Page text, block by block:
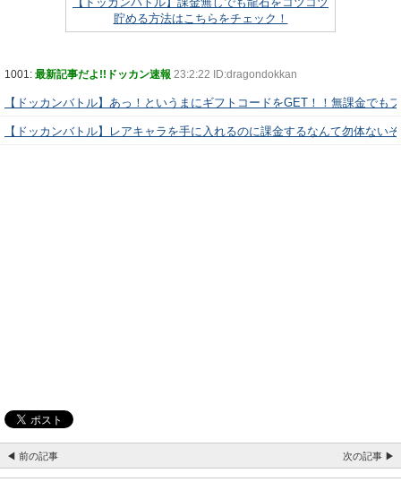
貯める方法はこちらをチェック！
1001: 最新記事だよ!!ドッカン速報 23:2:22 ID:dragondokkan
【ドッカンバトル】あっ！というまにギフトコードをGET！！無課金でも
【ドッカンバトル】レアキャラを手に入れるのに課金するなんて勿体ない
◀ 前の記事 次の記事 ▶